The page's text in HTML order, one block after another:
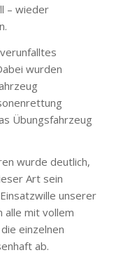
– wieder
wurden
Übungsfahrzeug
wurde deutlich,
Art sein
unserer
alle mit vollem
einzelnen
ab.